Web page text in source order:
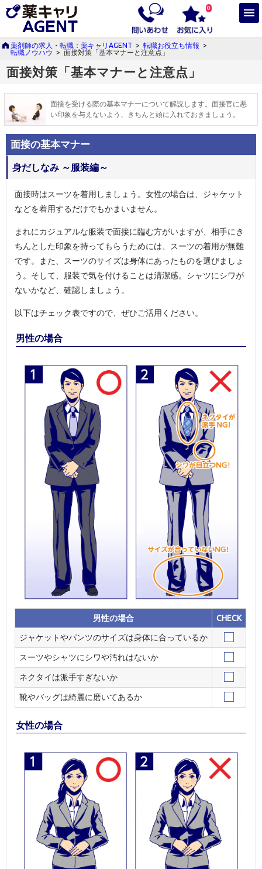
0
薬剤師の求人・転職：薬キャリAGENT > 転職お役立ち情報 >
転職ノウハウ > 面接対策「基本マナーと注意点」
面接対策「基本マナーと注意点」
面接を受ける際の基本マナーについて解説します。面接官に悪
い印象を与えないよう、きちんと頭に入れておきましょう。
面接の基本マナー
身だしなみ ～服装編～
面接時はスーツを着用しましょう。女性の場合は、ジャケット
などを着用するだけでもかまいません。
まれにカジュアルな服装で面接に臨む方がいますが、相手にき
ちんとした印象を持ってもらうためには、スーツの着用が無難
です。また、スーツのサイズは身体にあったものを選びましょ
う。そして、服装で気を付けることは清潔感。シャツにシワが
ないかなど、確認しましょう。
以下はチェック表ですので、ぜひご活用ください。
男性の場合
男性の場合 CHECK
ジャケットやパンツのサイズは身体に合っているか
スーツやシャツにシワや汚れはないか
ネクタイは派手すぎないか
靴やバッグは綺麗に磨いてあるか
女性の場合